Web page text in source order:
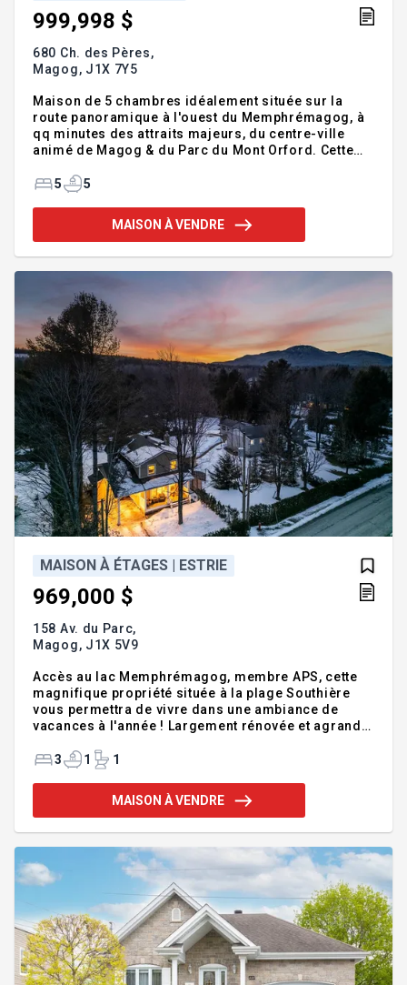
999,998 $
680 Ch. des Pères,
Magog, J1X 7Y5
Maison de 5 chambres idéalement située sur la
route panoramique à l'ouest du Memphrémagog, à
qq minutes des attraits majeurs, du centre-ville
animé de Magog & du Parc du Mont Orford. Cette
réputé en activité. Ayant bénéficié d'un entretien
pour une grande famille avec ses 5 chambres,
toutes avec salles de bain privées, une invitante
du salon & de la chambre des maîtres. LA maison
familiale de r
5 5
MAISON À VENDRE
MAISON À ÉTAGES | ESTRIE
969,000 $
158 Av. du Parc,
Magog, J1X 5V9
Accès au lac Memphrémagog, membre APS, cette
magnifique propriété située à la plage Southière
vous permettra de vivre dans une ambiance de
vacances à l'année ! Largement rénovée et agrandie
rez-de-chaussée lumineux, à aires ouvertes et
familiale et un espace de rangement au sous-sol.
Tout indiquée pour votre pied-à-terre à Magog, les
plage réservée aux membres ou encore de se
rendre au parc du Mo
3 1 1
MAISON À VENDRE